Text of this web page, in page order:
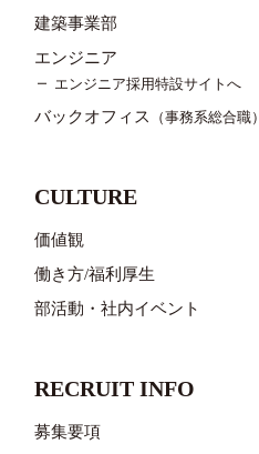
建築事業部
エンジニア
エンジニア採用特設サイトへ
バックオフィス （事務系総合職）
CULTURE
価値観
働き方/福利厚生
部活動・社内イベント
RECRUIT INFO
募集要項